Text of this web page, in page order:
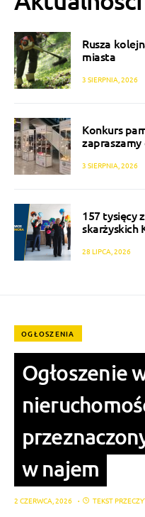
Rusza
miasta
3 SIERPNIA, 2026
Konkurs
zapraszamy
3 SIERPNIA, 2026
157 tysięcy
skarżyskich
28 LIPCA, 2026
OGŁOSZENIA
Ogłoszenie
w najem
2 CZERWCA, 2026 TEKST